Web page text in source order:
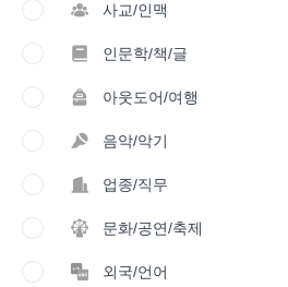
사교/인맥
인문학/책/글
아웃도어/여행
음악/악기
업종/직무
문화/공연/축제
외국/언어